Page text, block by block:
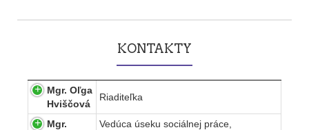
navigation
KONTAKTY
Mgr. Oľga
Hviščová
Riaditeľka
Mgr.
Vedúca úseku sociálnej práce,